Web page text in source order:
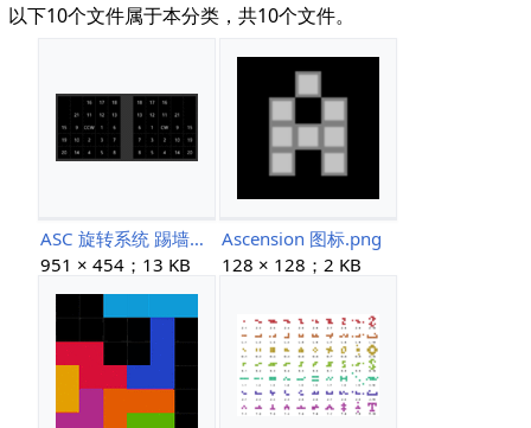
以下10个文件属于本分类，共10个文件。
ASC 旋转系统 踢墙表.gif
951 × 454；13 KB
Ascension 图标.png
128 × 128；2 KB